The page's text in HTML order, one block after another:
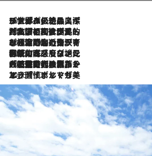
2026.8.8
リスボンの絶品スイーツ「パステル・デ・ナタ」とは？ポルトガル伝統の奥深い世界へ
2026.7.27
「私の祖国はポルトガル語です」国民的詩人フェルナンド・ペソアと、彼が愛した文学の街を歩く
2026.7.26
ポルトガル近海が育む極上の海の幸。キリリと冷えた白ワインと愉しむ、シーフード専門店の贅沢
2026.7.22
伝統の味をモダンに昇華。高感度な地元客が集う、リスボンの最旬ガストロノミー
2026.7.21
大航海時代の栄華から、震災、独裁、そして革命へ。ポルトガル・首都リスボンの石畳に刻まれた「歴史の光と影」
2026.7.13
エッセイ・ヤマザキマリ「慎ましくも美しき国 ポルトガル」